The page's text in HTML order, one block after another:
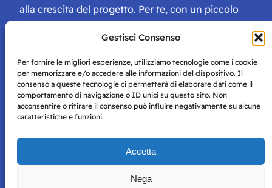
Gestisci Consenso
Per fornire le migliori esperienze, utilizziamo tecnologie come i cookie
per memorizzare e/o accedere alle informazioni del dispositivo. Il
consenso a queste tecnologie ci permetterà di elaborare dati come il
comportamento di navigazione o ID unici su questo sito. Non
acconsentire o ritirare il consenso può influire negativamente su alcune
caratteristiche e funzioni.
Accetta
Nega
alla crescita del progetto. Per te, con un piccolo
tessera di Storie Campane, libri e magazine gratis
e inviti ad eventi esclusivi!
Storie di Napoli è una testata registrata presso il tribunale di
per mero scopo didattico e informativo.